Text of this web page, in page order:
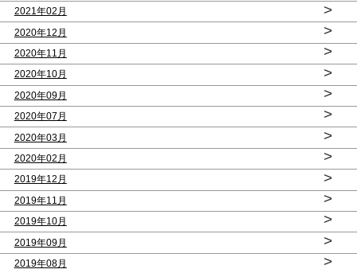
2021年02月 >
2020年12月 >
2020年11月 >
2020年10月 >
2020年09月 >
2020年07月 >
2020年03月 >
2020年02月 >
2019年12月 >
2019年11月 >
2019年10月 >
2019年09月 >
2019年08月 >